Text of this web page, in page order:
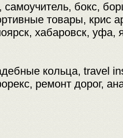
бокс,
товары, крис
хабаровск, уфа,
кольца, travel
ремонт дорог,